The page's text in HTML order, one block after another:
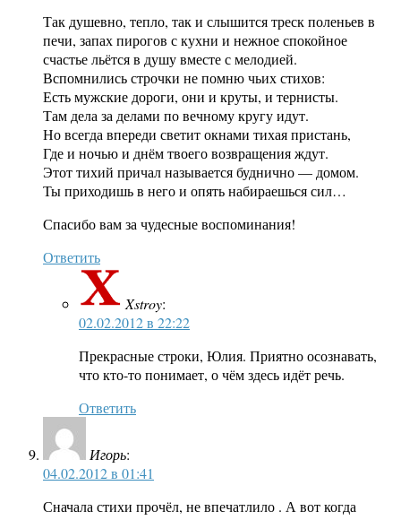
Так душевно, тепло, так и слышится треск поленьев в
печи, запах пирогов с кухни и нежное спокойное
счастье льётся в душу вместе с мелодией.
Вспомнились строчки не помню чьих стихов:
Есть мужские дороги, они и круты, и тернисты.
Там дела за делами по вечному кругу идут.
Но всегда впереди светит окнами тихая пристань,
Где и ночью и днём твоего возвращения ждут.
Этот тихий причал называется буднично — домом.
Ты приходишь в него и опять набираешься сил…
Спасибо вам за чудесные воспоминания!
Ответить
Xstroy:
02.02.2012 в 22:22
Прекрасные строки, Юлия. Приятно осознавать,
что кто-то понимает, о чём здесь идёт речь.
Ответить
Игорь:
04.02.2012 в 01:41
Сначала стихи прочёл, не впечатлило . А вот когда